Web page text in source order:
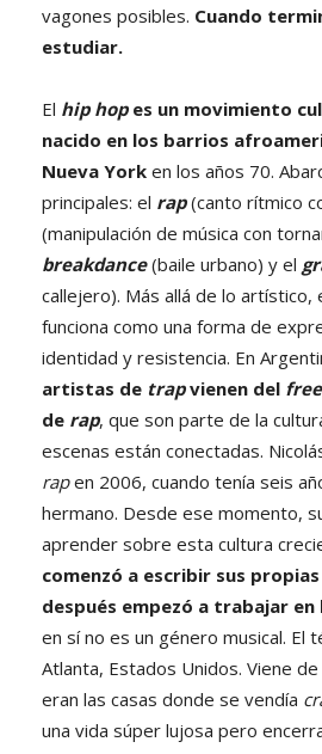
vagones posibles. Cuando
estudiar.
El hip hopes un movimiento
nacido en los barrios
Nueva York en los años 70.
principales: el rap(canto rítmico
(manipulación de música con
breakdance(baile urbano) y el
callejero). Más allá de lo artístico,
funciona como una forma de
identidad y resistencia. En
artistas de trapvienen del
de rap, que son parte de la
escenas están conectadas.
rapen 2006, cuando tenía seis
hermano. Desde ese momento,
aprender sobre esta cultura
comenzó a escribir sus
después empezó a trabajar en
en sí no es un género musical. El
Atlanta, Estados Unidos. Viene de
eran las casas donde se vendía
una vida súper lujosa pero